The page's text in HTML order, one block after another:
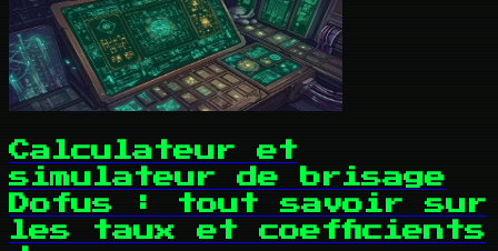
Calculateur et
simulateur de brisage
Dofus : tout savoir sur
les taux et coefficients